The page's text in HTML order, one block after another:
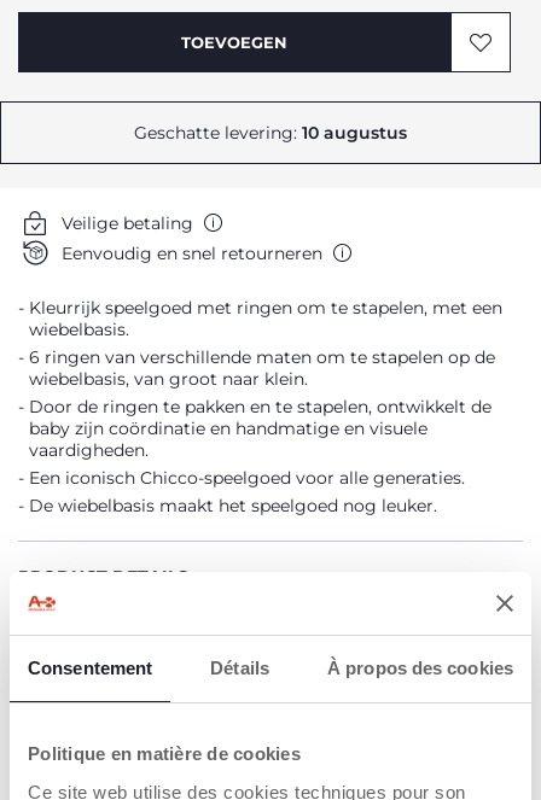
Consentement Détails À propos des cookies
Politique en matière de cookies
Ce site web utilise des cookies techniques pour son
TOEVOEGEN
Geschatte levering: 10 augustus
Veilige betaling
Eenvoudig en snel retourneren
Kleurrijk speelgoed met ringen om te stapelen, met een
wiebelbasis.
6 ringen van verschillende maten om te stapelen op de
wiebelbasis, van groot naar klein.
Door de ringen te pakken en te stapelen, ontwikkelt de
baby zijn coördinatie en handmatige en visuele
vaardigheden.
Een iconisch Chicco-speelgoed voor alle generaties.
De wiebelbasis maakt het speelgoed nog leuker.
PRODUCT DETAILS